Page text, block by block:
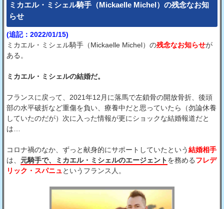
ミカエル・ミシェル騎手（Mickaelle Michel）の残念なお知
らせ
(追記：2022/01/15)
ミカエル・ミシェル騎手（Mickaelle Michel）の残念なお知らせが
ある。
ミカエル・ミシェルの結婚だ。
フランスに戻って、2021年12月に落馬で左鎖骨の開放骨折、後頭
部の水平破折など重傷を負い、療養中だと思っていたら（勿論休養
していたのだが）次に入った情報が更にショックな結婚報道だと
は…
コロナ禍のなか、ずっと献身的にサポートしていたという結婚相手
は、 元騎手で、ミカエル・ミシェルのエージェントを務めるフレデ
リック・スパニュというフランス人。